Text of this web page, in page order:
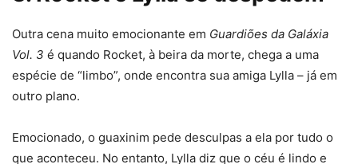
Outra cena muito emocionante em Guardiões da Galáxia
Vol. 3 é quando Rocket, à beira da morte, chega a uma
espécie de “limbo”, onde encontra sua amiga Lylla – já em
outro plano.
Emocionado, o guaxinim pede desculpas a ela por tudo o
que aconteceu. No entanto, Lylla diz que o céu é lindo e